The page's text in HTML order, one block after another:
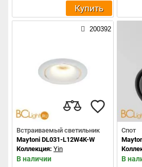
Купить
200392
Встраиваемый светильник
Maytoni DL031-L12W4K-W
Коллекция: Yin
В наличии
Спот
В